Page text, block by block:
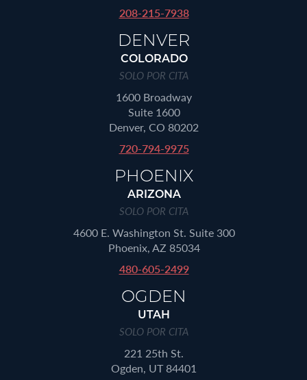
208-215-7938
DENVER
COLORADO
SOLO POR CITA
1600 Broadway
Suite 1600
Denver, CO 80202
720-794-9975
PHOENIX
ARIZONA
SOLO POR CITA
4600 E. Washington St. Suite 300
Phoenix, AZ 85034
480-605-2499
OGDEN
UTAH
SOLO POR CITA
221 25th St.
Ogden, UT 84401